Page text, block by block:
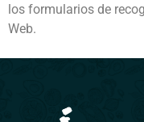
los formularios de
Web.